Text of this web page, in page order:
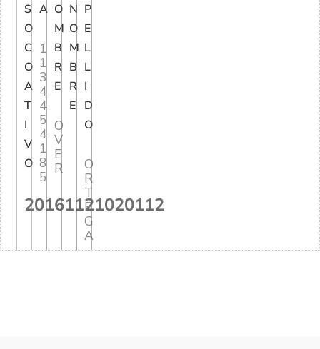
S
O
C
O
A
T
I
V
O
20161121020112
A
1
1
3
4
4
5
4
1
8
5
O
M
B
R
E
O
V
E
R
N
O
M
B
R
E
P
E
L
L
I
D
O
O
R
T
E
G
A